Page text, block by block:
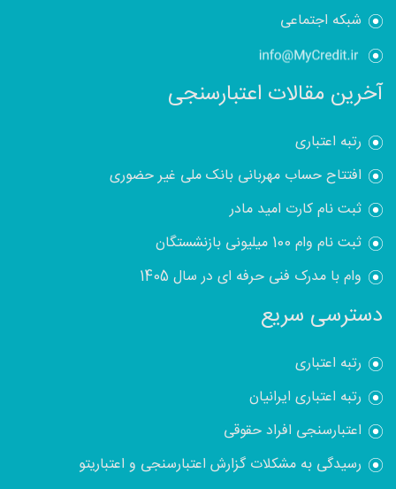
شبکه اجتماعی
آخرین مقالات اعتبارسنجی
رتبه اعتباری
افتتاح حساب مهربانی بانک ملی غیر حضوری
ثبت نام کارت امید مادر
ثبت نام وام 100 میلیونی بازنشستگان
وام با مدرک فنی حرفه ای در سال 1405
دسترسی سریع
رتبه اعتباری
رتبه اعتباری ایرانیان
اعتبارسنجی افراد حقوقی
رسیدگی به مشکلات گزارش اعتبارسنجی و اعتباریتو